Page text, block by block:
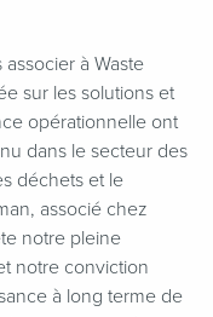
à Waste
sur les solutions et
opérationnelle ont
dans le secteur des
déchets et le
associé chez
notre pleine
notre conviction
à long terme de